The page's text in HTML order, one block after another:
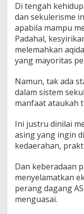
Di tengah
dan sekulerisme
apabila mampu
Padahal,
melemahkan
yang mayoritas
Namun, tak ada
dalam sistem
manfaat ataukah
Ini justru dinilai
asing yang ingin
kedaerahan,
Dan keberadaan
menyelamatkan
perang dagang
menguasai.